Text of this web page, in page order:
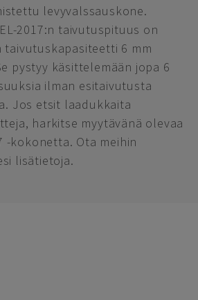
levyvalssauskone.
2017:n taivutuspituus on
taivutuskapasiteetti 6 mm
pystyy käsittelemään jopa 6
ilman esitaivutusta
Jos etsit laadukkaita
harkitse myytävänä olevaa
-kokonetta. Ota meihin
lisätietoja.